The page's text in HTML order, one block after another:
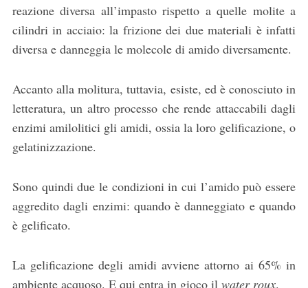
reazione diversa all’impasto rispetto a quelle molite a
cilindri in acciaio: la frizione dei due materiali è infatti
diversa e danneggia le molecole di amido diversamente.
Accanto alla molitura, tuttavia, esiste, ed è conosciuto in
letteratura, un altro processo che rende attaccabili dagli
enzimi amilolitici gli amidi, ossia la loro gelificazione, o
gelatinizzazione.
Sono quindi due le condizioni in cui l’amido può essere
aggredito dagli enzimi: quando è danneggiato e quando
è gelificato.
La gelificazione degli amidi avviene attorno ai 65% in
ambiente acquoso. E qui entra in gioco il water roux.